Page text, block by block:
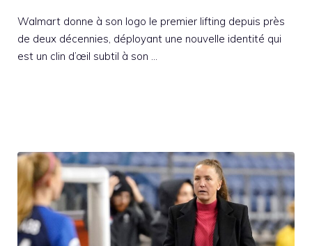
Walmart donne à son logo le premier lifting depuis près
de deux décennies, déployant une nouvelle identité qui
est un clin d’œil subtil à son …